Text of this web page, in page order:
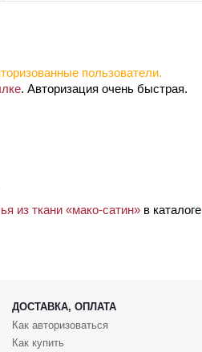
пользователи.
. Авторизация очень быстрая.
из ткани «мако-сатин» в каталоге
ДОСТАВКА, ОПЛАТА
Как авторизоваться
Как купить